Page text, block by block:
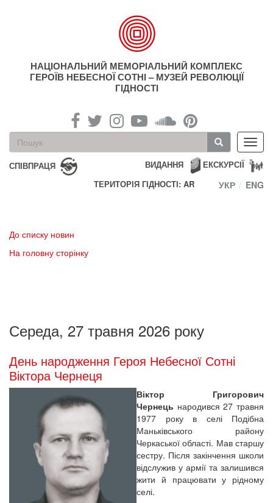
НАЦІОНАЛЬНИЙ МЕМОРІАЛЬНИЙ КОМПЛЕКС
ГЕРОЇВ НЕБЕСНОЇ СОТНІ – МУЗЕЙ РЕВОЛЮЦІЇ
ГІДНОСТІ
Пошукова
форма
Пошук
СПІВПРАЦЯ ЕКСКУРСІЇ
ВИДАННЯ
ТЕРИТОРІЯ ГІДНОСТІ: AR
УКР ENG
До списку новин
На головну сторінку
Середа, 27 травня 2026 року
День народження Героя Небесної Сотні
Віктора Чернеця
Віктор Григорович
Чернець народився 27 травня
1977 року в селі Подібна
Маньківського району
Черкаської області. Мав старшу
сестру. Після закінчення школи
відслужив у армії та залишився
жити й працювати у рідному
селі.